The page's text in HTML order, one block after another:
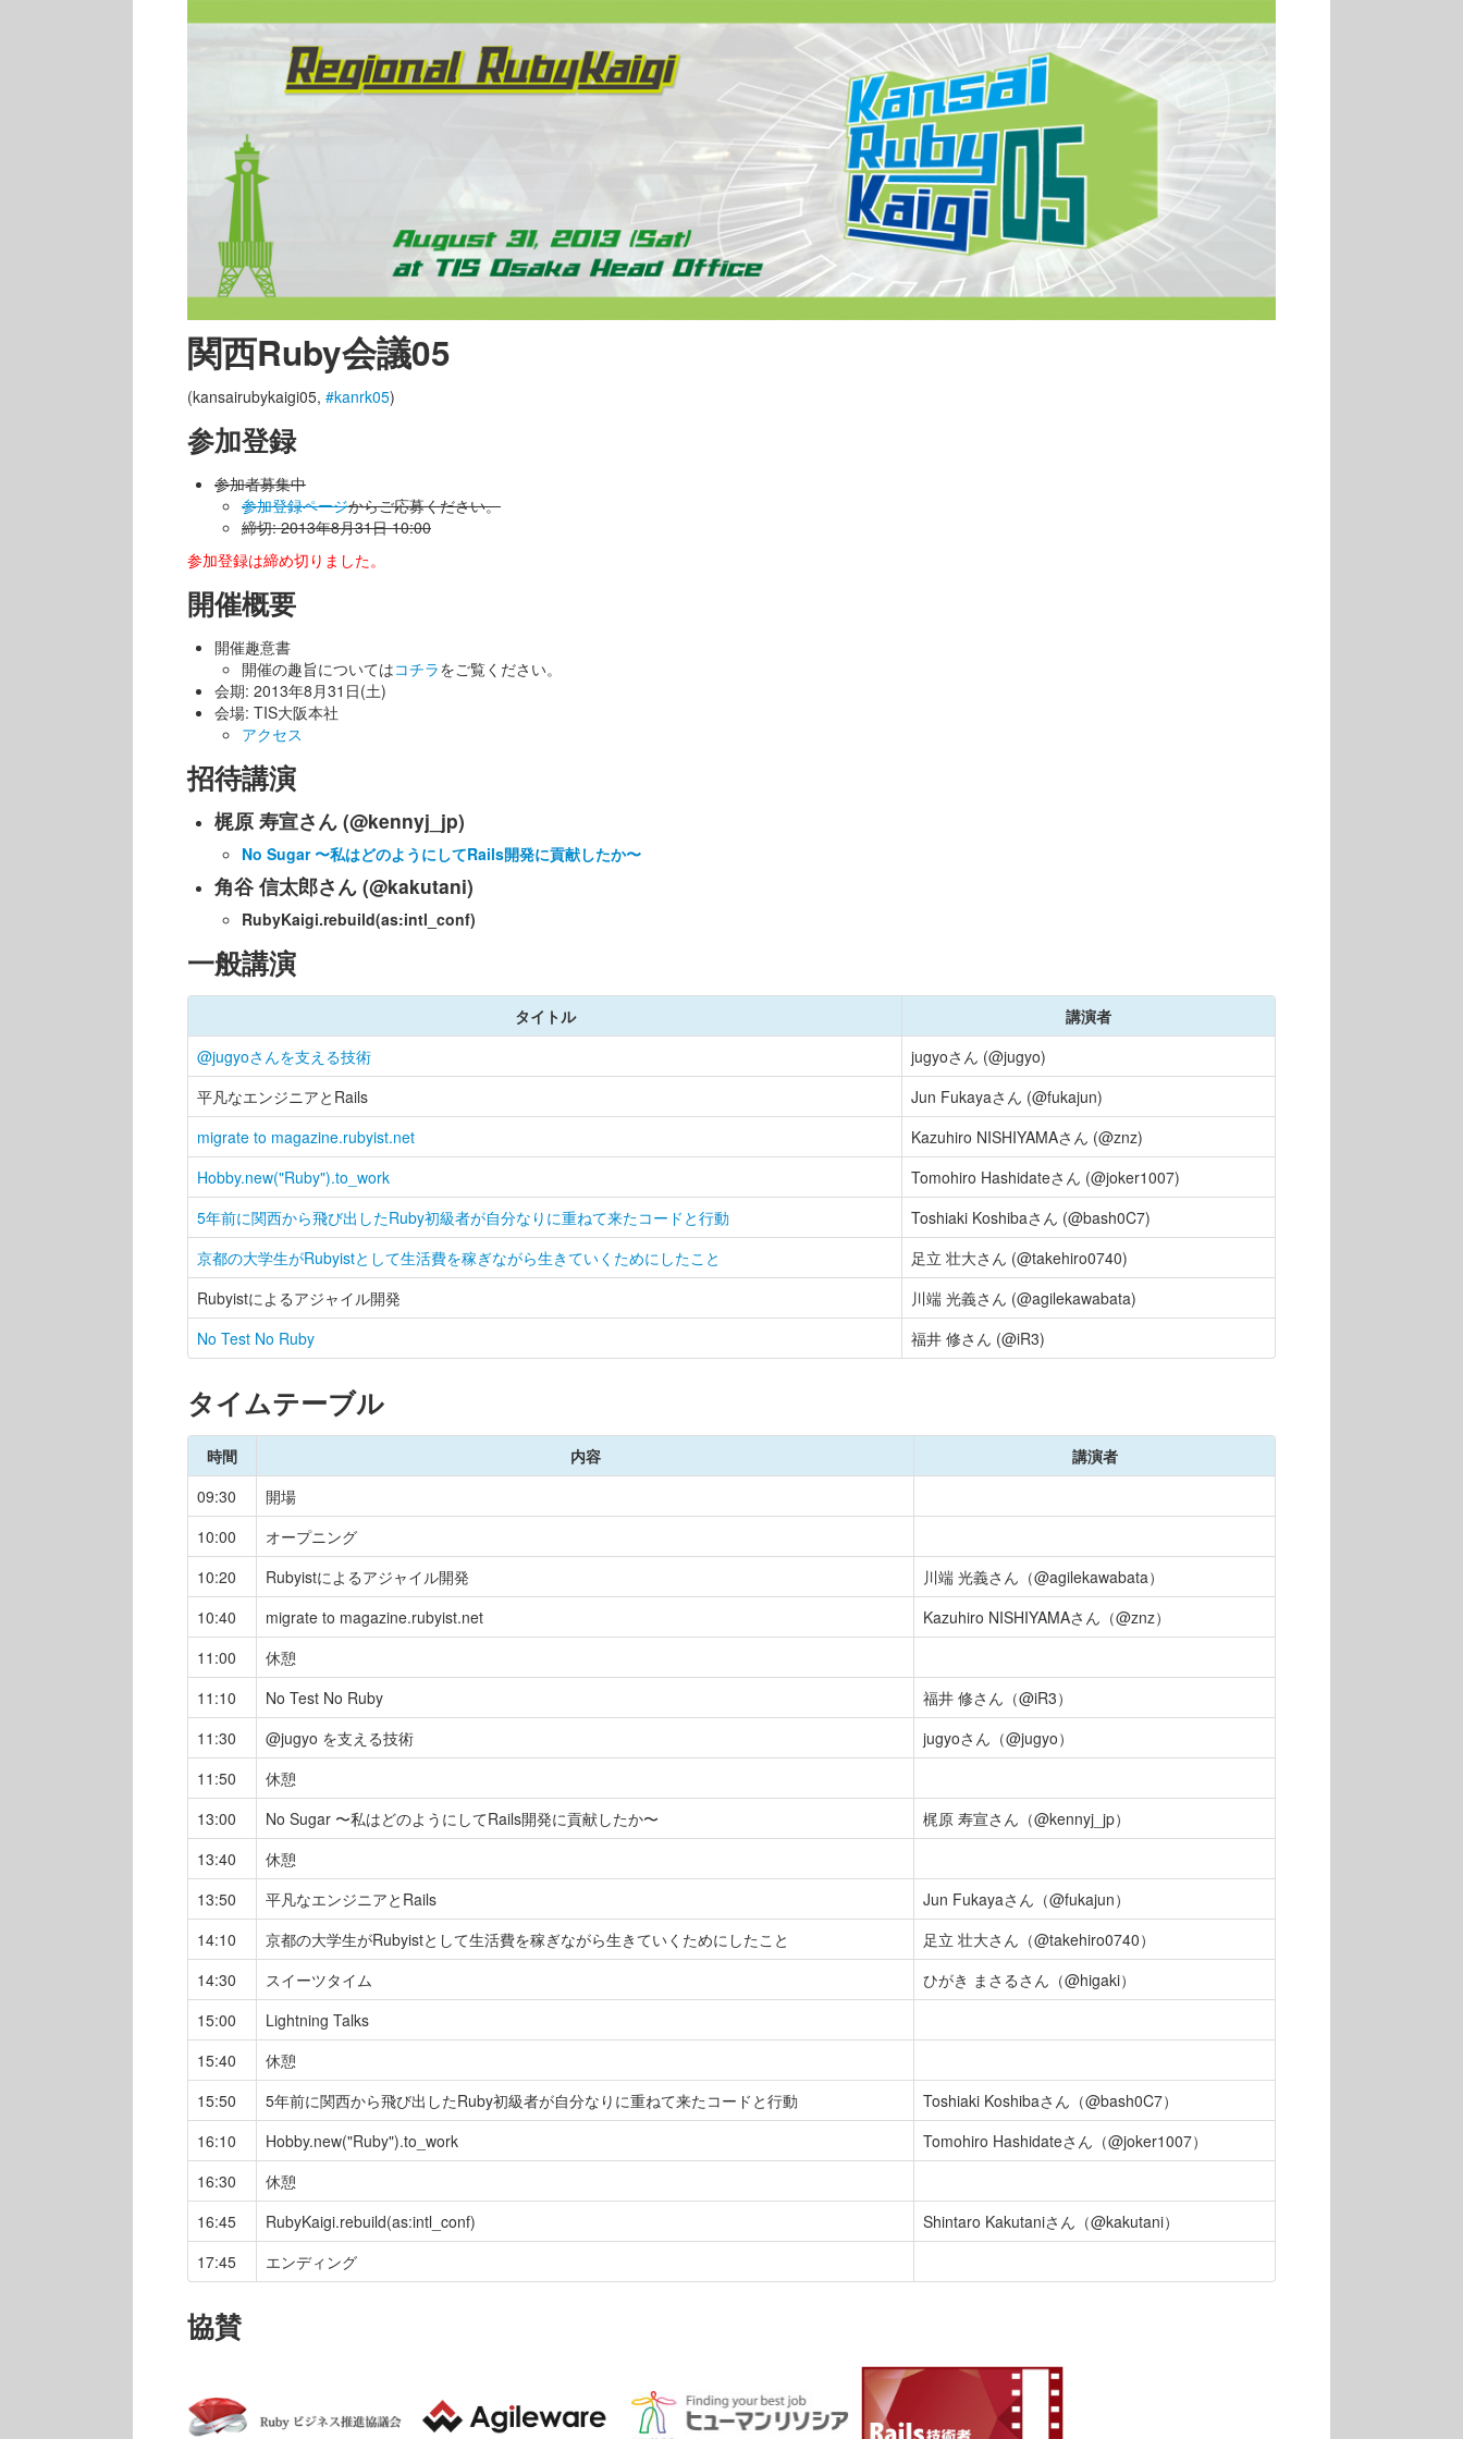
関西Ruby会議05
(kansairubykaigi05, #kanrk05)
参加登録
参加者募集中
参加登録ページからご応募ください。
締切: 2013年8月31日 10:00
参加登録は締め切りました。
開催概要
開催趣意書
開催の趣旨についてはコチラをご覧ください。
会期: 2013年8月31日(土)
会場: TIS大阪本社
アクセス
招待講演
梶原 寿宣さん (@kennyj_jp)
No Sugar 〜私はどのようにしてRails開発に貢献したか〜
角谷 信太郎さん (@kakutani)
RubyKaigi.rebuild(as:intl_conf)
一般講演
タイトル
講演者
@jugyoさんを支える技術
jugyoさん (@jugyo)
平凡なエンジニアとRails
Jun Fukayaさん (@fukajun)
migrate to magazine.rubyist.net
Kazuhiro NISHIYAMAさん (@znz)
Hobby.new("Ruby").to_work
Tomohiro Hashidateさん (@joker1007)
5年前に関西から飛び出したRuby初級者が自分なりに重ねて来たコードと行動
Toshiaki Koshibaさん (@bash0C7)
京都の大学生がRubyistとして生活費を稼ぎながら生きていくためにしたこと
足立 壮大さん (@takehiro0740)
Rubyistによるアジャイル開発
川端 光義さん (@agilekawabata)
No Test No Ruby
福井 修さん (@iR3)
タイムテーブル
時間 内容
講演者
09:30
開場
10:00
オープニング
10:20
Rubyistによるアジャイル開発
川端 光義さん（@agilekawabata）
10:40
migrate to magazine.rubyist.net
Kazuhiro NISHIYAMAさん（@znz）
11:00
休憩
11:10
No Test No Ruby
福井 修さん（@iR3）
11:30
@jugyo を支える技術
jugyoさん（@jugyo）
11:50
休憩
13:00
No Sugar 〜私はどのようにしてRails開発に貢献したか〜
梶原 寿宣さん（@kennyj_jp）
13:40
休憩
13:50
平凡なエンジニアとRails
Jun Fukayaさん（@fukajun）
14:10
京都の大学生がRubyistとして生活費を稼ぎながら生きていくためにしたこと
足立 壮大さん（@takehiro0740）
14:30
スイーツタイム
ひがき まさるさん（@higaki）
15:00
Lightning Talks
15:40
休憩
15:50
5年前に関西から飛び出したRuby初級者が自分なりに重ねて来たコードと行動
Toshiaki Koshibaさん（@bash0C7）
16:10
Hobby.new("Ruby").to_work
Tomohiro Hashidateさん（@joker1007）
16:30
休憩
16:45
RubyKaigi.rebuild(as:intl_conf)
Shintaro Kakutaniさん（@kakutani）
17:45
エンディング
協賛